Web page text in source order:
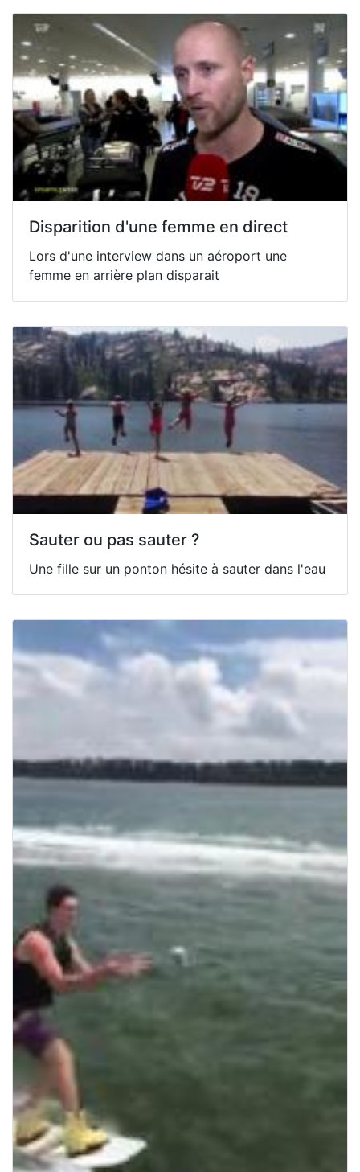
Disparition d'une femme en direct
Lors d'une interview dans un aéroport une
femme en arrière plan disparait
Sauter ou pas sauter ?
Une fille sur un ponton hésite à sauter dans l'eau